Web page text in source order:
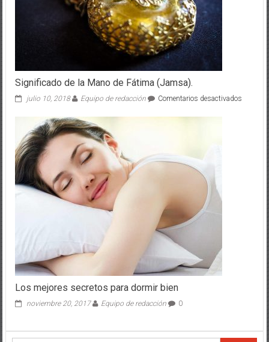
Significado de la Mano de Fátima (Jamsa).
julio 10, 2018 Equipo de redacción Comentarios desactivadosen
Los mejores secretos para dormir bien
noviembre 20, 2017 Equipo de redacción 0